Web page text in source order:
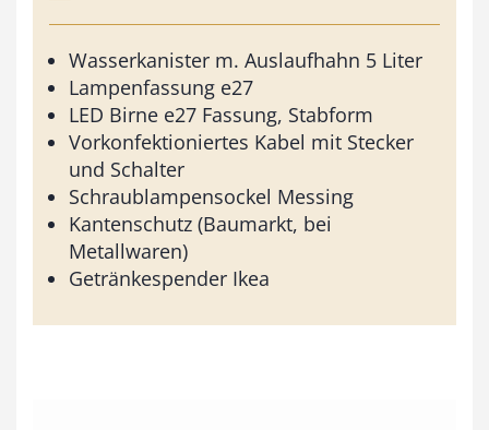
Wasserkanister m. Auslaufhahn 5 Liter
Lampenfassung e27
LED Birne e27 Fassung, Stabform
Vorkonfektioniertes Kabel mit Stecker
und Schalter
Schraublampensockel Messing
Kantenschutz (Baumarkt, bei
Metallwaren)
Getränkespender Ikea